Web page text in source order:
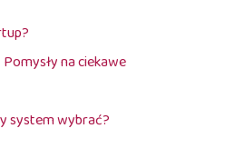
na ciekawe
system wybrać?